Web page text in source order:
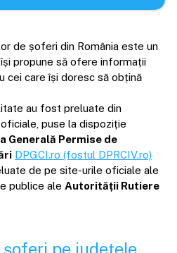
de șoferi din România este un
propune să ofere informații
cei care își doresc să obțină
au fost preluate din
puse la dispoziție
Generală Permise de
DPGCI.ro (fostul DPRCIV.ro)
de pe site-urile oficiale ale
publice ale Autorității Rutiere
pe județele